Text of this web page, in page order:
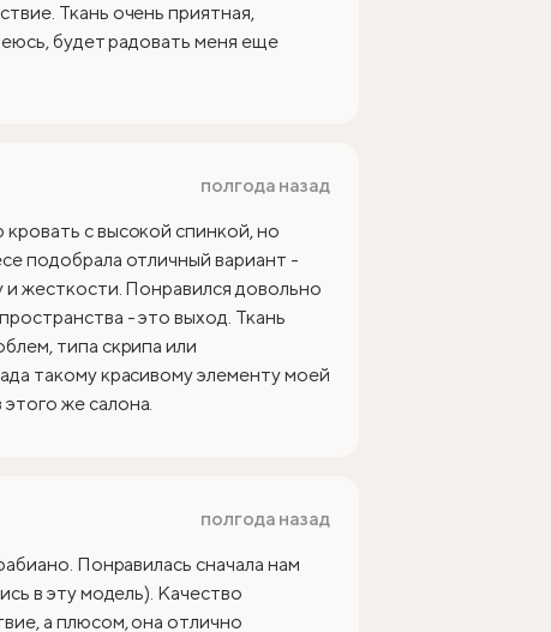
Ткань очень приятная,
будет радовать меня еще
полгода назад
с высокой спинкой, но
подобрала отличный вариант -
жесткости. Понравился довольно
- это выход. Ткань
типа скрипа или
такому красивому элементу моей
же салона.
полгода назад
Понравилась сначала нам
в эту модель). Качество
а плюсом, она отлично